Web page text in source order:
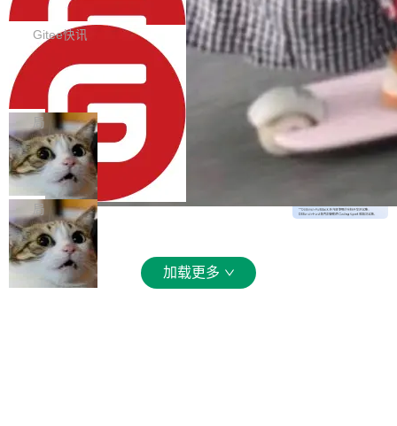
的...
ps://github.com/dotnetcore/BootstrapBlazor/p
ull/8239 fix(Camera): 增加 exact 显式设置设备
id by @kkxkx in https://github.com/dotnetcor
e/BootstrapBlazor/pull/825...
智能体
SolonCode v2026.8.2 已经发布，终端智能体
此版本更新内容包括： 优化 soloncode run 模
式（参考 run-headless-mode.md） 添加 solon
code web 国际化多语言支持 添加 soloncode w
eb 消息列表消息导航支持 修复 soloncode web
文件详情初次显示时语法高亮失效的问题 修复 s
oloncode web 审查详情文件名中文乱码的问题
细节优化 详情查看：https://gitee.com/opensol
on/soloncode/releases/v2026.8.2
Gitee快讯
OpenAI 宣布 GPT-5.6 Luna 价格下降
80%
OpenAI 宣布 GPT-5.6 Luna 价格下降 80%。输
入从每百万 token 1 美元砍到 0.2 美元，输出从
6 美元砍到 1.2 美元。GPT-5.6 Terra 降 20%。
旗舰 Sol 没降，但加了一个 Fast 模式——2.5
倍速度，2 倍价格，智商不变。 降价的理由不是
市场竞争，不是清库存，是 Sol 自己把自己优化
了。 这事分两步。第一步，OpenAI 把 GPT-5.6
Sol 部署上线。第二步，让 Sol 通过 Codex 自
己去优化自己的推理基础设施。Sol 学了 Triton
和 Gluon 两种 GPU 编程语言，重写了生产环境
局
DeepSeek-V4-Flash 官方 API 现已正
式上线公测
DeepSeek V4 Flash 正式版今天上线了。模型
结构和参数规模没变，还是 MoE 284B、激活 1
3B、100 万 token 上下文——只重新做了后训
练。但改完之后，Agent 能力直接把自家 4 月发
的 Pro Preview 给干了。 九项 Agent 基准测试
全部反超。Terminal Bench 2.1 从 61.8 涨到 8
局
加载更多